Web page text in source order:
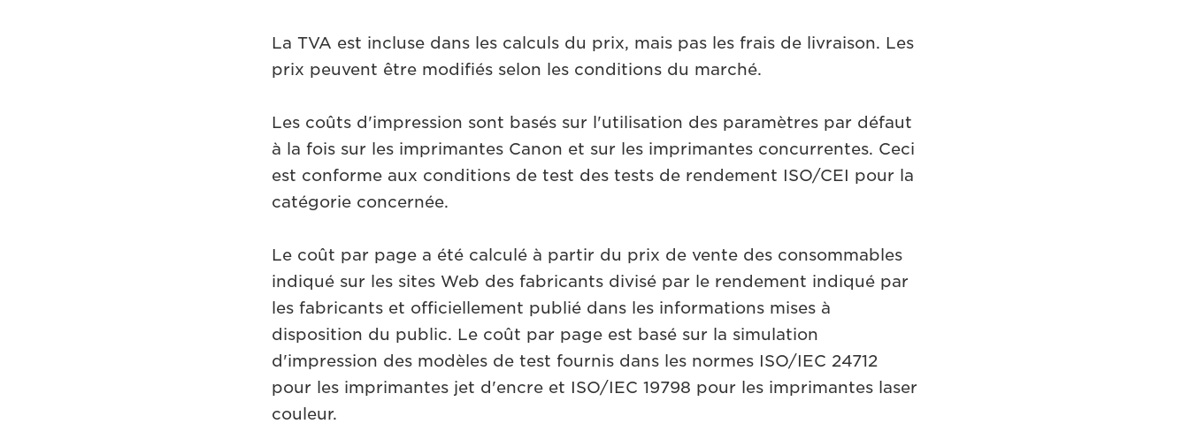
La TVA est incluse dans les calculs du prix, mais pas les frais de livraison. Les
prix peuvent être modifiés selon les conditions du marché.
Les coûts d'impression sont basés sur l'utilisation des paramètres par défaut
à la fois sur les imprimantes Canon et sur les imprimantes concurrentes. Ceci
est conforme aux conditions de test des tests de rendement ISO/CEI pour la
catégorie concernée.
Le coût par page a été calculé à partir du prix de vente des consommables
indiqué sur les sites Web des fabricants divisé par le rendement indiqué par
les fabricants et officiellement publié dans les informations mises à
disposition du public. Le coût par page est basé sur la simulation
d'impression des modèles de test fournis dans les normes ISO/IEC 24712
pour les imprimantes jet d'encre et ISO/IEC 19798 pour les imprimantes laser
couleur.